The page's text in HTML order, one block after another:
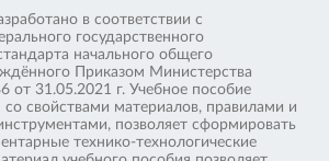
в соответствии с
государственного
начального общего
Приказом Министерства
31.05.2021 г. Учебное пособие
свойствами материалов, правилами и
позволяет сформировать
технико-технологические